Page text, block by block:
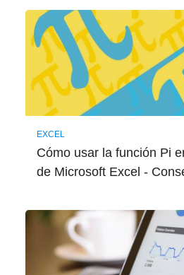
EXCEL
Cómo usar la función Pi
de Microsoft Excel -